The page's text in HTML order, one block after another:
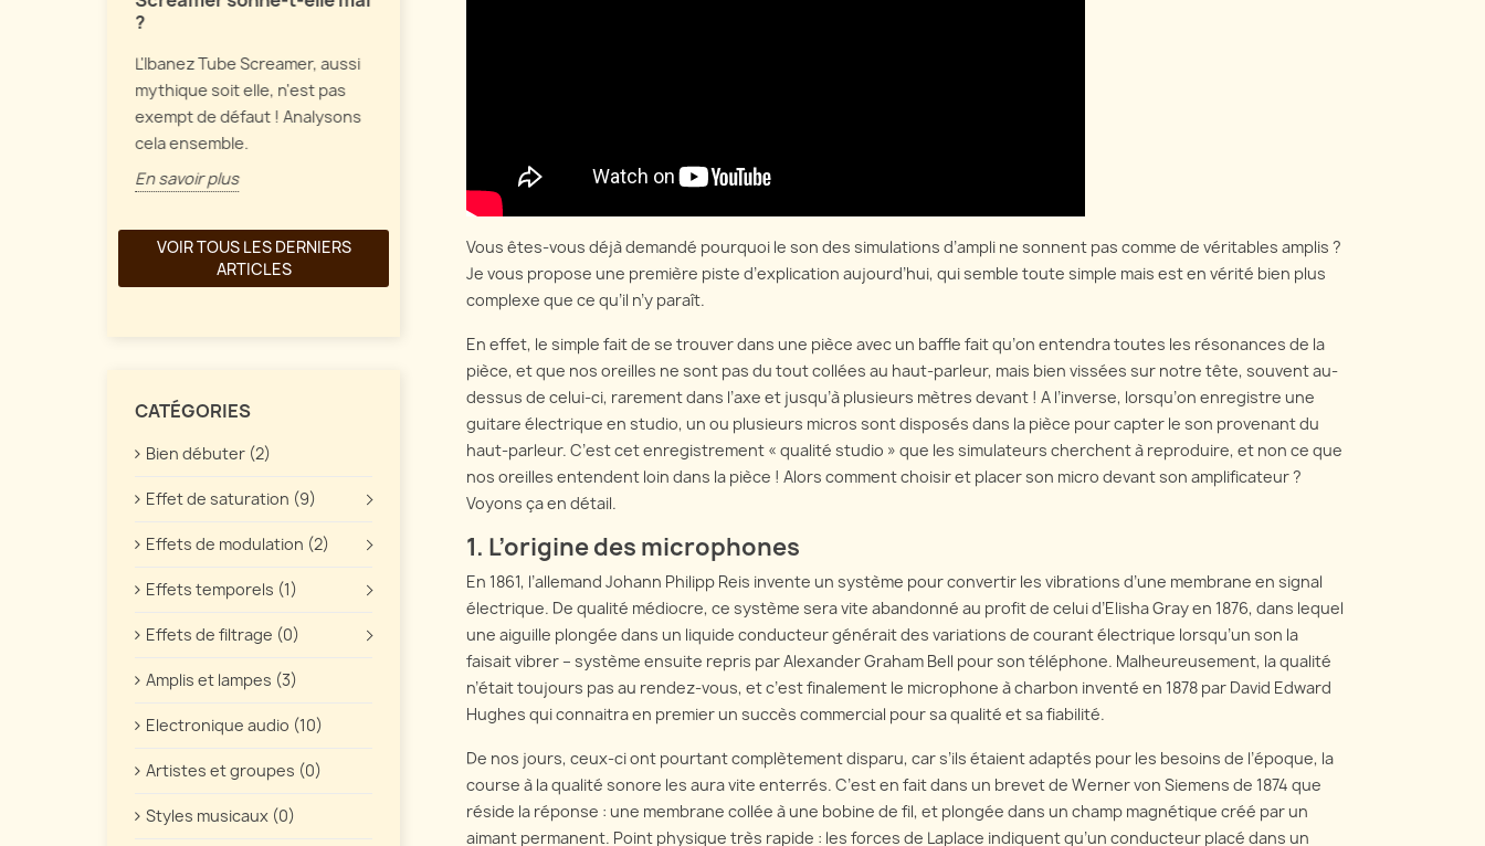
?
L'Ibanez Tube Screamer, aussi
mythique soit elle, n'est pas
exempt de défaut ! Analysons
cela ensemble.
En savoir plus
VOIR TOUS LES DERNIERS
ARTICLES
CATÉGORIES
Bien débuter (2)
Effet de saturation (9)
Effets de modulation (2)
Effets temporels (1)
Effets de filtrage (0)
Amplis et lampes (3)
Electronique audio (10)
Artistes et groupes (0)
Styles musicaux (0)
Vous êtes-vous déjà demandé pourquoi le son des simulations d’ampli ne sonnent pas comme de véritables amplis ?
Je vous propose une première piste d’explication aujourd’hui, qui semble toute simple mais est en vérité bien plus
complexe que ce qu’il n’y paraît.
En effet, le simple fait de se trouver dans une pièce avec un baffle fait qu’on entendra toutes les résonances de la
pièce, et que nos oreilles ne sont pas du tout collées au haut-parleur, mais bien vissées sur notre tête, souvent au-
dessus de celui-ci, rarement dans l’axe et jusqu’à plusieurs mètres devant ! A l’inverse, lorsqu’on enregistre une
guitare électrique en studio, un ou plusieurs micros sont disposés dans la pièce pour capter le son provenant du
haut-parleur. C’est cet enregistrement « qualité studio » que les simulateurs cherchent à reproduire, et non ce que
nos oreilles entendent loin dans la pièce ! Alors comment choisir et placer son micro devant son amplificateur ?
Voyons ça en détail.
1. L’origine des microphones
En 1861, l’allemand Johann Philipp Reis invente un système pour convertir les vibrations d’une membrane en signal
électrique. De qualité médiocre, ce système sera vite abandonné au profit de celui d’Elisha Gray en 1876, dans lequel
une aiguille plongée dans un liquide conducteur générait des variations de courant électrique lorsqu’un son la
faisait vibrer – système ensuite repris par Alexander Graham Bell pour son téléphone. Malheureusement, la qualité
n’était toujours pas au rendez-vous, et c’est finalement le microphone à charbon inventé en 1878 par David Edward
Hughes qui connaitra en premier un succès commercial pour sa qualité et sa fiabilité.
De nos jours, ceux-ci ont pourtant complètement disparu, car s’ils étaient adaptés pour les besoins de l’époque, la
course à la qualité sonore les aura vite enterrés. C’est en fait dans un brevet de Werner von Siemens de 1874 que
réside la réponse : une membrane collée à une bobine de fil, et plongée dans un champ magnétique créé par un
aimant permanent. Point physique très rapide : les forces de Laplace indiquent qu’un conducteur placé dans un